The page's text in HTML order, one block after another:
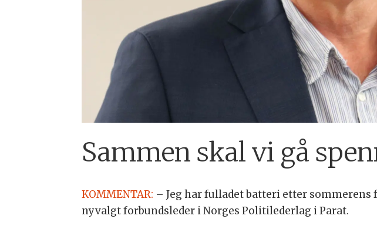
Sammen skal vi gå
KOMMENTAR: – Jeg har fulladet batteri etter
nyvalgt forbundsleder i Norges Politilederlag i Parat.